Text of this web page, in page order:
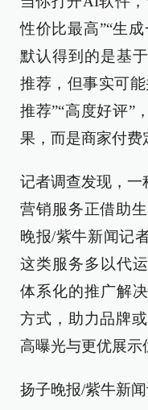
性价比最高”“生
默认得到的是基
推荐，但事实可
推荐”“高度好评”
果，而是商家付费
记者调查发现，一
营销服务正借助
晚报/紫牛新闻记
这类服务多以代
体系化的推广解
方式，助力品牌
高曝光与更优展示
扬子晚报/紫牛新